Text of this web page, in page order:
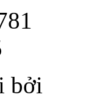
bởi